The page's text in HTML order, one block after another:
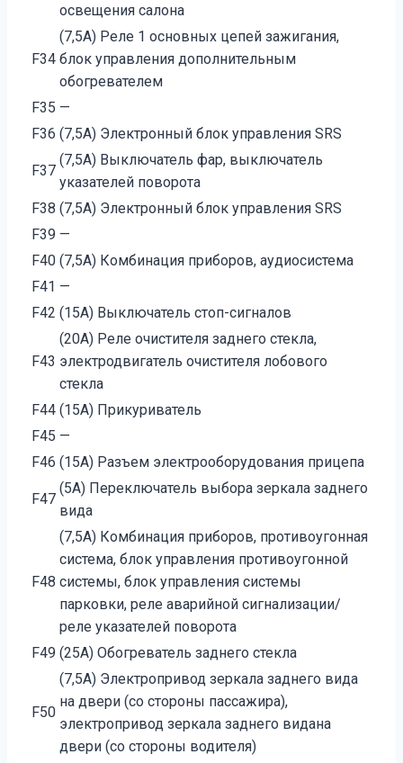
освещения салона
F34
(7,5A) Реле 1 основных цепей зажигания,
блок управления дополнительным
обогревателем
F35 —
F36 (7,5A) Электронный блок управления SRS
F37
(7,5A) Выключатель фар, выключатель
указателей поворота
F38 (7,5A) Электронный блок управления SRS
F39 —
F40 (7,5A) Комбинация приборов, аудиосистема
F41 —
F42 (15A) Выключатель стоп-сигналов
F43
(20A) Реле очистителя заднего стекла,
электродвигатель очистителя лобового
стекла
F44 (15A) Прикуриватель
F45 —
F46 (15A) Разъем электрооборудования прицепа
F47
(5A) Переключатель выбора зеркала заднего
вида
F48
(7,5A) Комбинация приборов, противоугонная
система, блок управления противоугонной
системы, блок управления системы
парковки, реле аварийной сигнализации/
реле указателей поворота
F49 (25A) Обогреватель заднего стекла
F50
(7,5A) Электропривод зеркала заднего вида
на двери (со стороны пассажира),
электропривод зеркала заднего видана
двери (со стороны водителя)